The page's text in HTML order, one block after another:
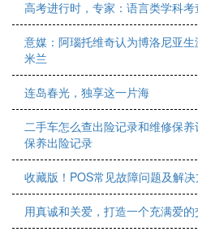
高考进行时，专家：语言类学科考
意媒：阿瑙托维奇认为博洛尼亚
米兰
连岛春光，独享这一片海
二手车怎么查出险记录和维修保
保养出险记录
收藏版！POS常见故障问题及解
用真诚和关爱，打造一个充满爱